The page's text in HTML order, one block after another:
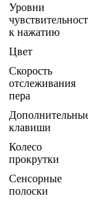
Уровни
к нажатию
Цвет
Скорость
отслеживания
пера
клавиши
Колесо
прокрутки
Сенсорные
полоски